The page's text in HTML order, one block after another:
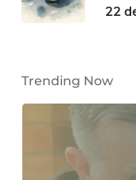
22
Trending Now